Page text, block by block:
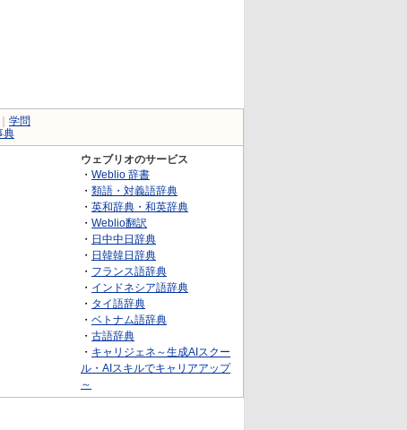
学問
典
ウェブリオのサービス
・ Weblio 辞書
・ 類語・対義語辞典
・ 英和辞典・和英辞典
・ Weblio翻訳
・ 日中中日辞典
・ 日韓韓日辞典
・ フランス語辞典
・ インドネシア語辞典
・ タイ語辞典
・ ベトナム語辞典
・ 古語辞典
・ キャリジェネ～生成AIスクー
ル・AIスキルでキャリアアップ
～